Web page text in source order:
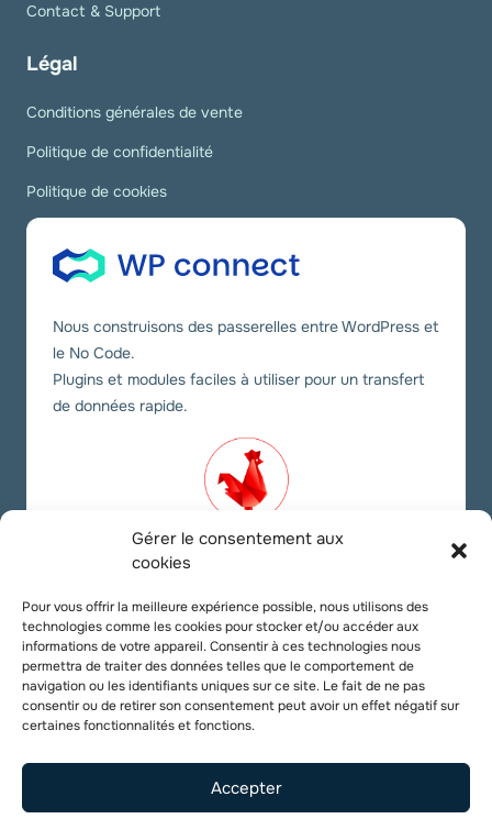
Gérer le consentement aux
cookies
Pour vous offrir la meilleure expérience possible, nous utilisons des
technologies comme les cookies pour stocker et/ou accéder aux
informations de votre appareil. Consentir à ces technologies nous
permettra de traiter des données telles que le comportement de
navigation ou les identifiants uniques sur ce site. Le fait de ne pas
consentir ou de retirer son consentement peut avoir un effet négatif sur
certaines fonctionnalités et fonctions.
Accepter
Contact & Support
Légal
Conditions générales de vente
Politique de confidentialité
Politique de cookies
Nous construisons des passerelles entre WordPress et
le No Code.
Plugins et modules faciles à utiliser pour un transfert
de données rapide.
Nos liens sociaux
Twitter LinkedIn